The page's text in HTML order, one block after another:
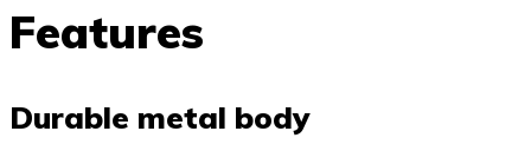
Features
Durable metal body